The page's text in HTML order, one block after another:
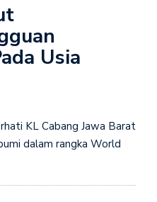
Usia
KL Cabang Jawa Barat
dalam rangka World